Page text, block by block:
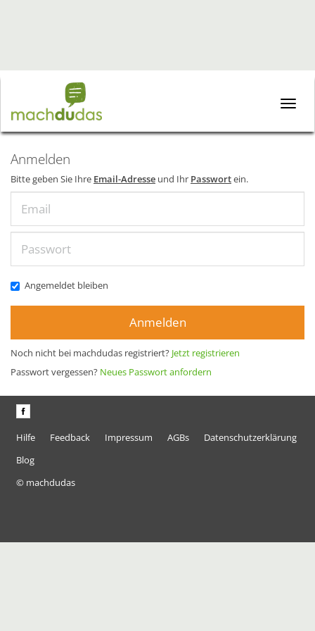
Toggle
Anmelden
Bitte geben Sie Ihre Email-Adresse und Ihr Passwortein.
Angemeldet bleiben
Anmelden
Noch nicht bei machdudas registriert? Jetzt registrieren
Passwort vergessen? Neues Passwort anfordern
Hilfe Feedback Impressum AGBs
Datenschutzerklärung
Blog
© machdudas